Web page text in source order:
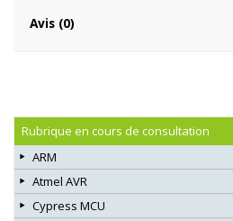
Avis (0)
Rubrique en cours de consultation
ARM
Atmel AVR
Cypress MCU